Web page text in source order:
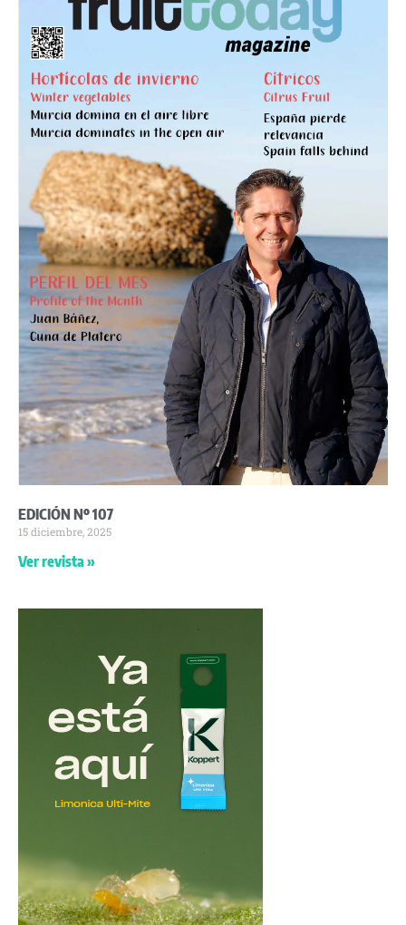
EDICIÓN Nº 107
15 diciembre, 2025
Ver revista »